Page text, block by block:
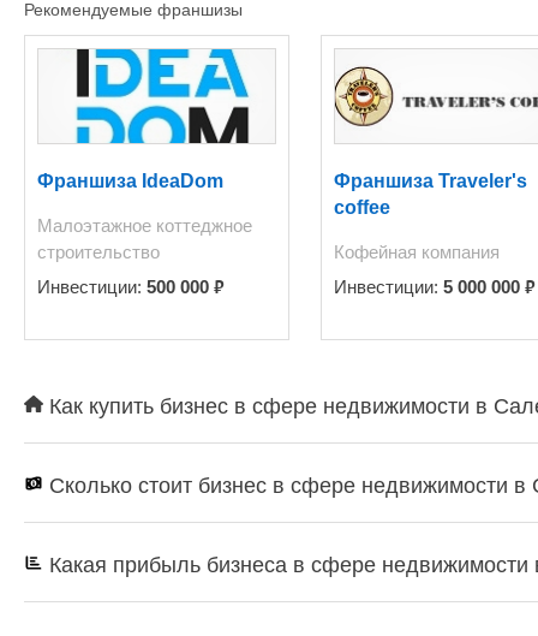
Рекомендуемые франшизы
Франшиза IdeaDom
Малоэтажное коттеджное
строительство
Инвестиции: 500 000 ₽
Франшиза Traveler's
coffee
Кофейная компания
Инвестиции: 5 000 000 ₽
Как купить бизнес в сфере недвижимости в
Сколько стоит бизнес в сфере недвижимости в
Какая прибыль бизнеса в сфере